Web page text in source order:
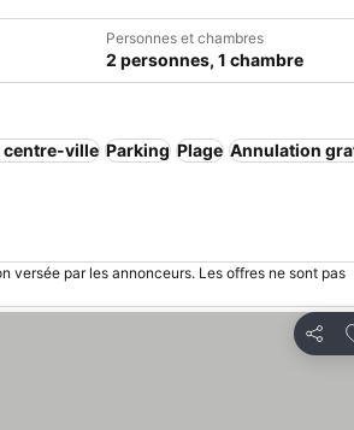
Personnes et chambres
2 personnes, 1 chambre
centre-ville Parking Plage Annulation
versée par les annonceurs. Les offres ne sont pas